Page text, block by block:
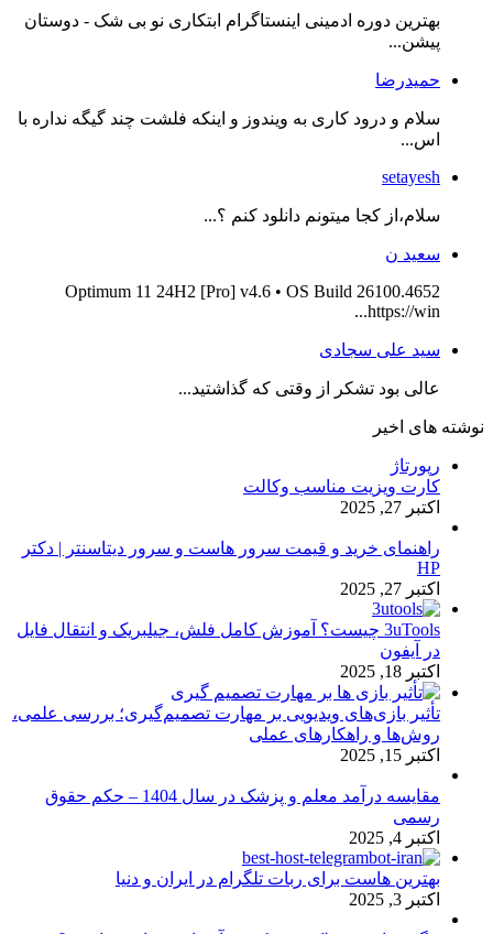
بهترین دوره ادمینی اینستاگرام ابتکاری نو بی شک - دوستان
پیشن...
حمیدرضا
سلام و درود کاری به ویندوز و اینکه فلشت چند گیگه نداره با
اس...
setayesh
سلام،از کجا میتونم دانلود کنم ؟...
سعید ن
Optimum 11 24H2 [Pro] v4.6 • OS Build 26100.4652
https://win...
سید علی سجادی
عالی بود تشکر از وقتی که گذاشتید...
نوشته های اخیر
رپورتاژ
کارت ویزیت مناسب وکالت
اکتبر 27, 2025
راهنمای خرید و قیمت سرور هاست و سرور دیتاسنتر | دکتر
HP
اکتبر 27, 2025
3uTools چیست؟ آموزش کامل فلش، جیلبریک و انتقال فایل
در آیفون
اکتبر 18, 2025
تأثیر بازی‌های ویدیویی بر مهارت تصمیم‌گیری؛ بررسی علمی،
روش‌ها و راهکارهای عملی
اکتبر 15, 2025
مقایسه درآمد معلم و پزشک در سال 1404 – حکم حقوق
رسمی
اکتبر 4, 2025
بهترین هاست برای ربات تلگرام در ایران و دنیا
اکتبر 3, 2025